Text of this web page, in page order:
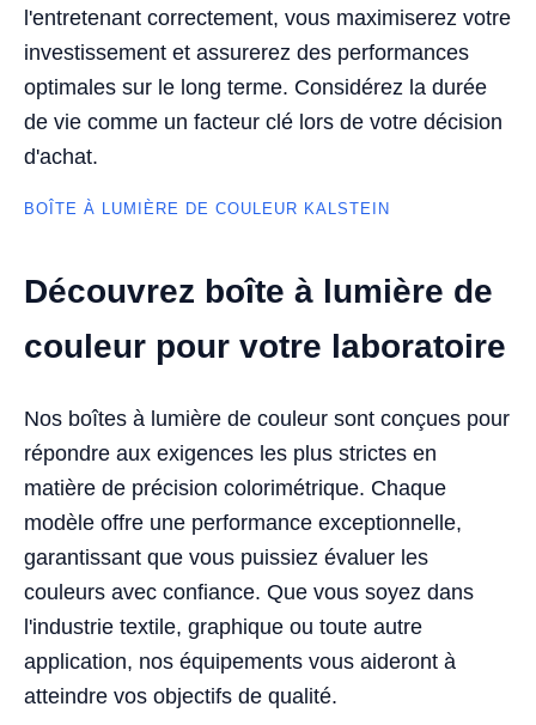
l'entretenant correctement, vous maximiserez votre
investissement et assurerez des performances
optimales sur le long terme. Considérez la durée
de vie comme un facteur clé lors de votre décision
d'achat.
BOÎTE À LUMIÈRE DE COULEUR KALSTEIN
Découvrez boîte à lumière de
couleur pour votre laboratoire
Nos boîtes à lumière de couleur sont conçues pour
répondre aux exigences les plus strictes en
matière de précision colorimétrique. Chaque
modèle offre une performance exceptionnelle,
garantissant que vous puissiez évaluer les
couleurs avec confiance. Que vous soyez dans
l'industrie textile, graphique ou toute autre
application, nos équipements vous aideront à
atteindre vos objectifs de qualité.